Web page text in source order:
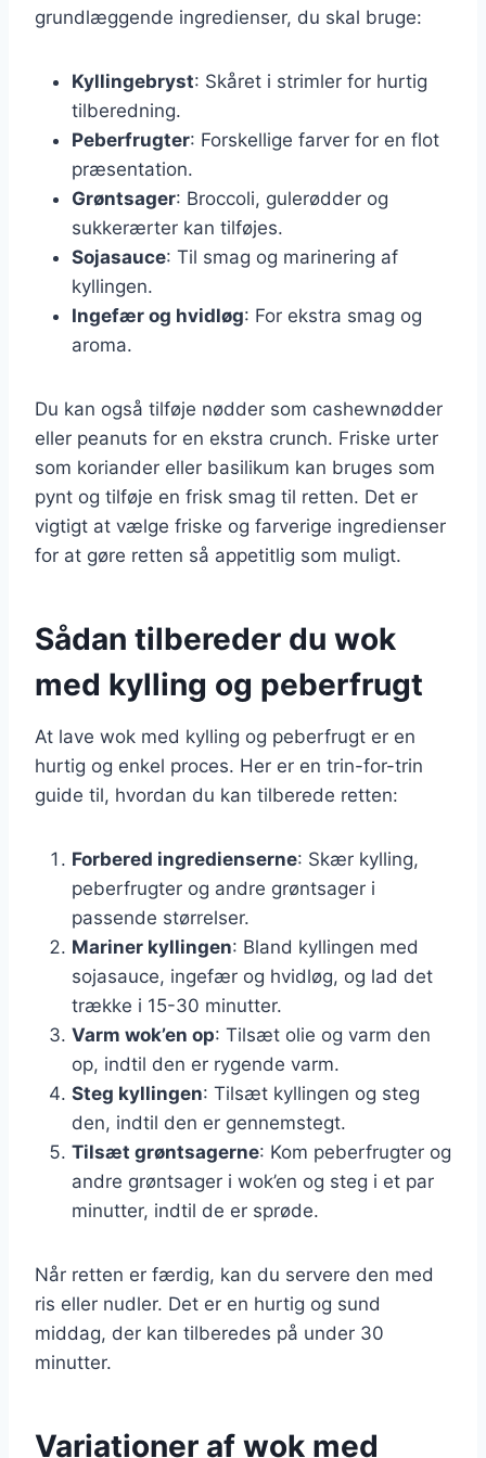
grundlæggende ingredienser, du skal bruge:
Kyllingebryst: Skåret i strimler for hurtig
tilberedning.
Peberfrugter: Forskellige farver for en flot
præsentation.
Grøntsager: Broccoli, gulerødder og
sukkerærter kan tilføjes.
Sojasauce: Til smag og marinering af
kyllingen.
Ingefær og hvidløg: For ekstra smag og
aroma.
Du kan også tilføje nødder som cashewnødder
eller peanuts for en ekstra crunch. Friske urter
som koriander eller basilikum kan bruges som
pynt og tilføje en frisk smag til retten. Det er
vigtigt at vælge friske og farverige ingredienser
for at gøre retten så appetitlig som muligt.
Sådan tilbereder du wok
med kylling og peberfrugt
At lave wok med kylling og peberfrugt er en
hurtig og enkel proces. Her er en trin-for-trin
guide til, hvordan du kan tilberede retten:
Forbered ingredienserne: Skær kylling,
peberfrugter og andre grøntsager i
passende størrelser.
Mariner kyllingen: Bland kyllingen med
sojasauce, ingefær og hvidløg, og lad det
trække i 15-30 minutter.
Varm wok’en op: Tilsæt olie og varm den
op, indtil den er rygende varm.
Steg kyllingen: Tilsæt kyllingen og steg
den, indtil den er gennemstegt.
Tilsæt grøntsagerne: Kom peberfrugter og
andre grøntsager i wok’en og steg i et par
minutter, indtil de er sprøde.
Når retten er færdig, kan du servere den med
ris eller nudler. Det er en hurtig og sund
middag, der kan tilberedes på under 30
minutter.
Variationer af wok med